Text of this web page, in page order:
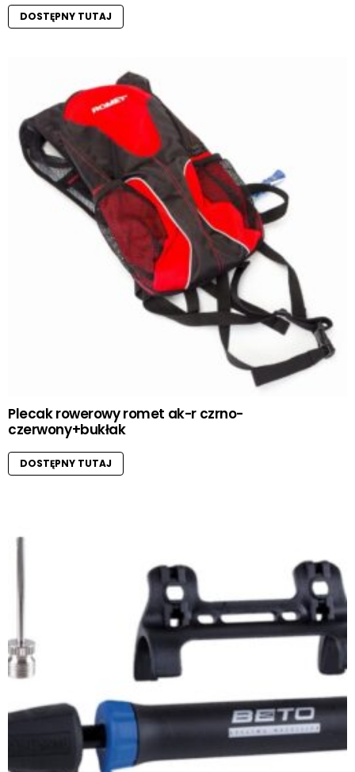
DOSTĘPNY TUTAJ
Plecak rowerowy romet ak-r czrno-
czerwony+bukłak
DOSTĘPNY TUTAJ